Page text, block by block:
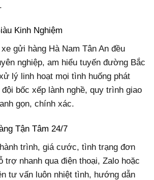
Kinh Nghiệm
gửi hàng Hà Nam Tân An đều
nghiệp, am hiểu tuyến đường Bắc
lý linh hoạt mọi tình huống phát
bốc xếp lành nghề, quy trình giao
gọn, chính xác.
Tận Tâm 24/7
trình, giá cước, tình trạng đơn
trợ nhanh qua điện thoại, Zalo hoặc
tư vấn luôn nhiệt tình, hướng dẫn